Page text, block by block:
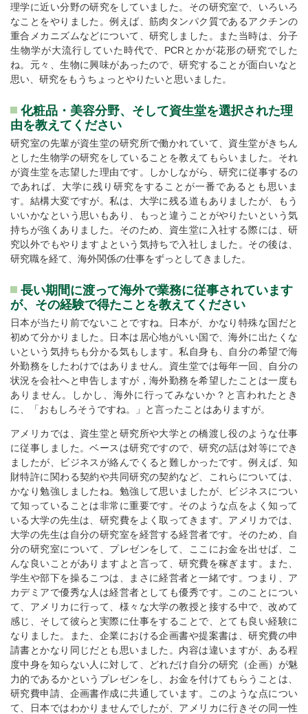
理学に近い分野の研究をしていました。その研究室で、いろいろ
なことをやりました。例えば、筋肉タンパク質であるアクチンの
重合メカニズムなどについて、研究しました。また当時は、分子
生物学が大流行していた時代で、PCRとかが花形の研究でした
ね。元々、生物に興味があったので、研究することが面白いなと
思い、研究をもうちょっとやりたいと思いました。
化粧品・美容分野、そして資生堂を選択された理
由を教えてください
研究室の先輩が資生堂の研究所で働かれていて、資生堂がきちん
とした生物学の研究をしていることを教えてもらいました。それ
が資生堂を志望した理由です。しかしながら、研究に従事するの
であれば、大学に残り研究をすることが一番であるとも思いま
す。結構大変ですが。私は、大学に残る道もありましたが、もう
いいかなという思いもあり、もっと違うことがやりたいという気
持ちが強くありました。そのため、資生堂に入社する際には、研
究以外でもやりますよという気持ちで入社しました。その後は、
研究職を経て、海外関係の仕事をずっとしてきました。
長い期間に渡って海外で業務に従事されています
が、その経験で得たことを教えてください
日本が当たり前でないことですね。日本が、かなり特殊な国だと
初めて分かりました。日本は居心地がいい国で、海外に出たくな
いという気持ちも分かる気もします。私自身も、自分の希望で海
外勤務をしたわけではありません。資生堂では毎年一回、自分の
状況を会社へと申告しますが，海外勤務を希望したことは一度も
ありません。しかし、海外に行ってみないか？と言われたとき
に、「おもしろそうですね。」と言ったことはありますが。
アメリカでは、資生堂と研究所や大学との橋渡し役のような仕事
に従事しました。ベースは研究ですので、研究の話は対等にでき
ましたが、ビジネスが絡んでくると難しかったです。例えば、知
財特許に関わる契約や共同研究の契約など、これらについては、
かなり勉強しましたね。勉強して思いましたが、ビジネスについ
て知っていることは非常に重要です。そのような点をよく知って
いる大学の先生は、研究費をよく取ってきます。アメリカでは、
大学の先生は自分の研究室を経営する経営者です。そのため、自
分の研究室について、プレゼンをして、ここにお金を出せば、こ
んな良いことがありますよと言って、研究費を稼ぎます。また、
学生や部下を操るこつは、まさに経営者と一緒です。つまり、ア
カデミアで優秀な人は経営者としても優秀です。このことについ
て、アメリカに行って、様々な大学の教授と接する中で、改めて
感じ、そして彼らと実際に仕事をすることで、とても良い経験に
なりました。また、企業における企画書や提案書は、研究費の申
請書とかなり同じだとも思いました。内容は違いますが、ある程
度中身を知らない人に対して、どれだけ自分の研究（企画）が魅
力的であるかというプレゼンをし、お金を付けてもらうことは、
研究費申請、企画書作成に共通しています。このような点につい
て、日本ではわかりませんでしたが、アメリカに行きその同一性